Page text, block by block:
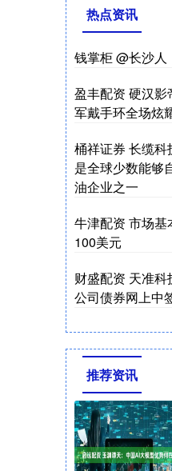
热点资讯
钱掌柜 @长沙人
盈丰配资 硬汉
军戴手环全场炫
桶祥证券 长缆
是全球少数能够
油企业之一
牛津配资 市场
100美元
财盛配资 天准
公司债券网上中
推荐资讯